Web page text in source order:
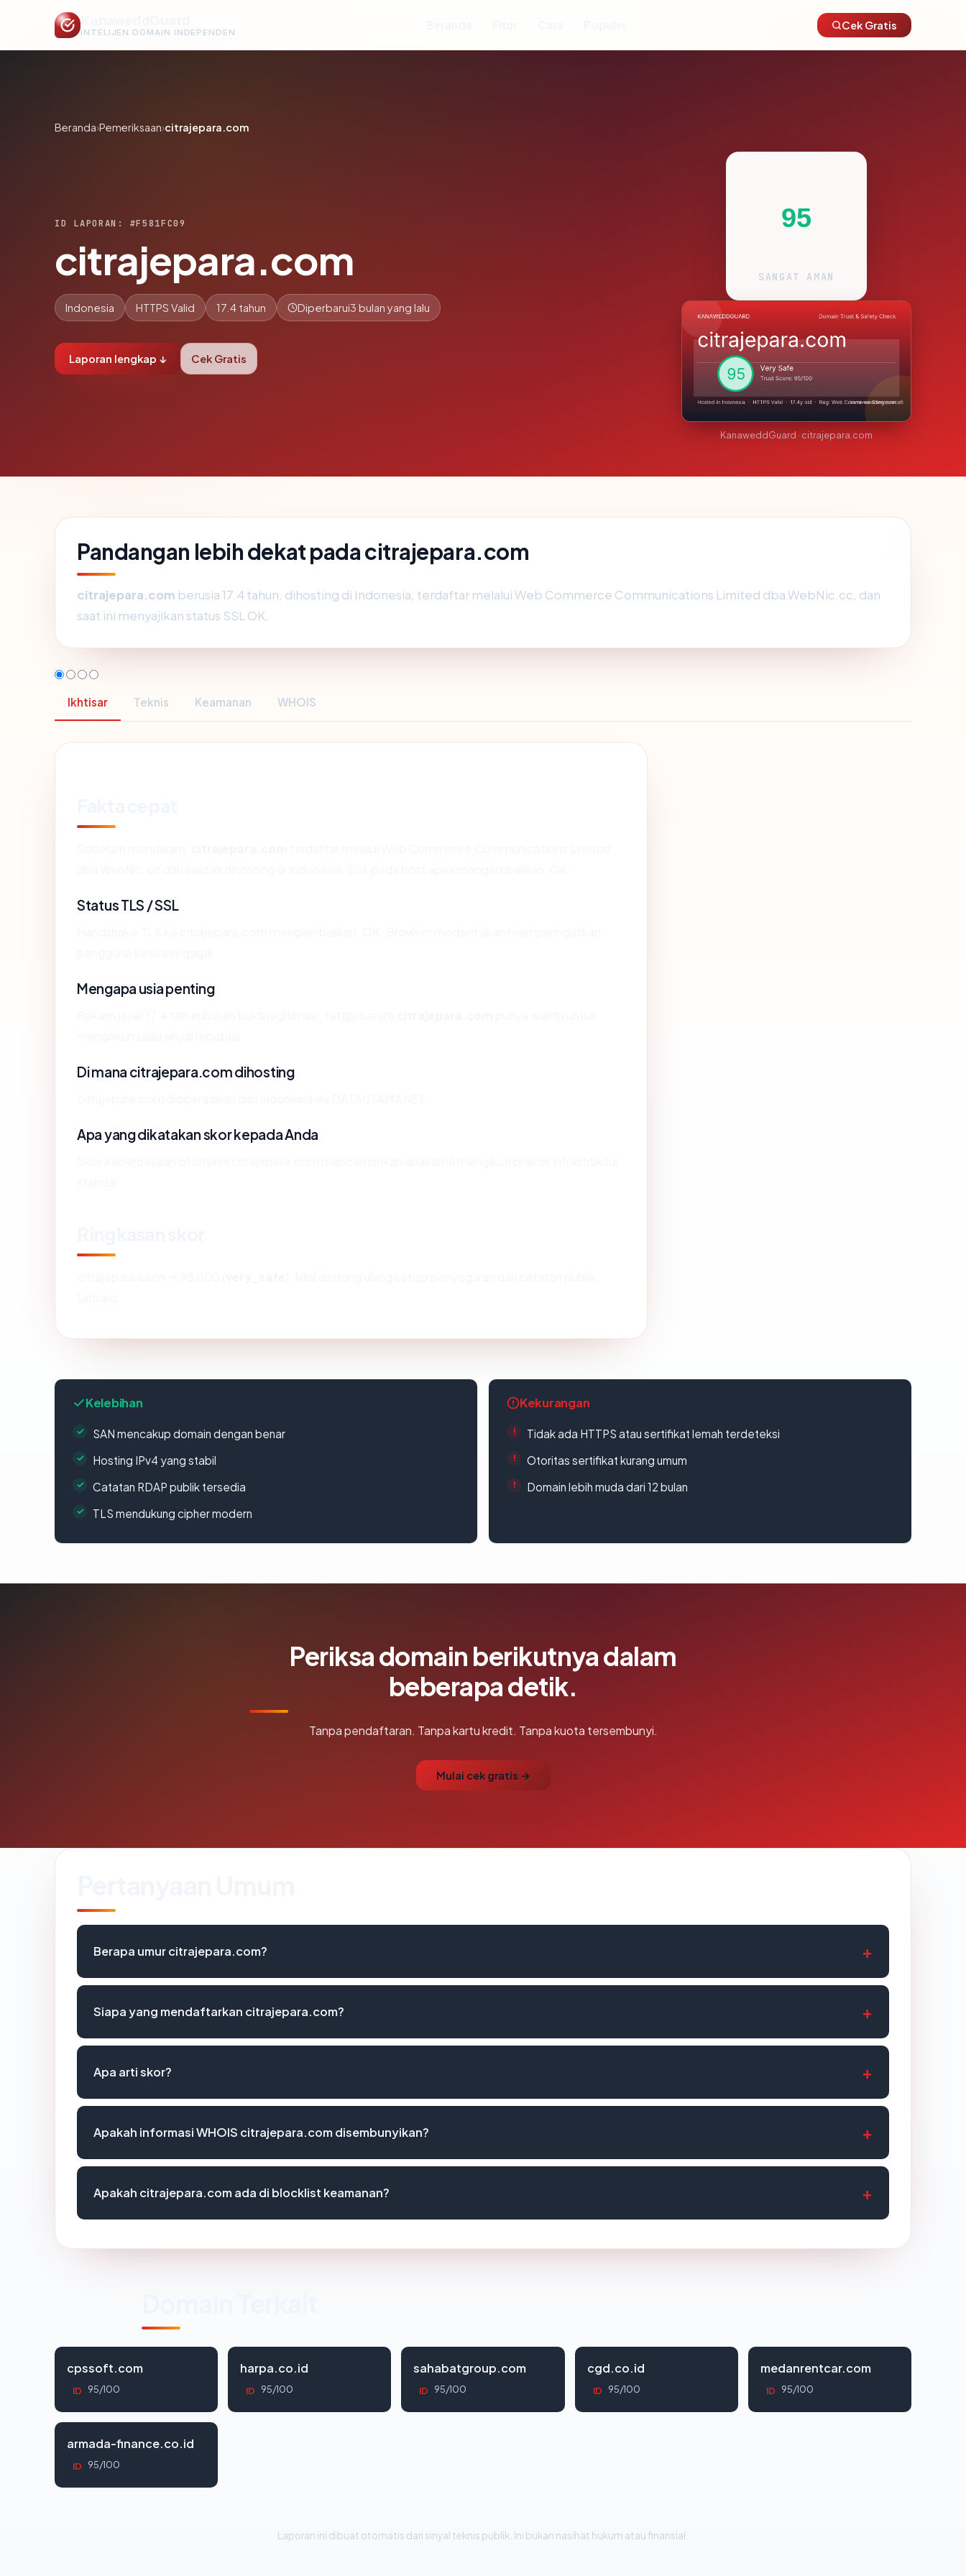
INTELIJEN DOMAIN INDEPENDEN
Cek Gratis
Beranda›Pemeriksaan›citrajepara.com
ID LAPORAN: #F581FC09
citrajepara.com
Indonesia HTTPS Valid 17.4 tahun Diperbarui3 bulan yang lalu
Laporan lengkap ↓ Cek Gratis
95
SANGAT AMAN
KanaweddGuard · citrajepara.com
Pandangan lebih dekat pada citrajepara.com
citrajepara.com berusia 17.4 tahun, dihosting di Indonesia, terdaftar melalui Web Commerce Communications Limited dba WebNic.cc, dan
saat ini menyajikan status SSL OK.
Ikhtisar Teknis Keamanan WHOIS
Status TLS / SSL
Mengapa usia penting
Di mana citrajepara.com dihosting
Apa yang dikatakan skor kepada Anda
Kelebihan
SAN mencakup domain dengan benar
Hosting IPv4 yang stabil
Catatan RDAP publik tersedia
TLS mendukung cipher modern
Kekurangan
Tidak ada HTTPS atau sertifikat lemah terdeteksi
Otoritas sertifikat kurang umum
Domain lebih muda dari 12 bulan
Periksa domain berikutnya dalam
beberapa detik.
Tanpa pendaftaran. Tanpa kartu kredit. Tanpa kuota tersembunyi.
Mulai cek gratis →
Berapa umur citrajepara.com?
Siapa yang mendaftarkan citrajepara.com?
Apa arti skor?
Apakah informasi WHOIS citrajepara.com disembunyikan?
Apakah citrajepara.com ada di blocklist keamanan?
cpssoft.com
ID 95/100
harpa.co.id
ID 95/100
sahabatgroup.com
ID 95/100
cgd.co.id
ID 95/100
medanrentcar.com
ID 95/100
armada-finance.co.id
ID 95/100
Laporan ini dibuat otomatis dari sinyal teknis publik. Ini bukan nasihat hukum atau finansial.